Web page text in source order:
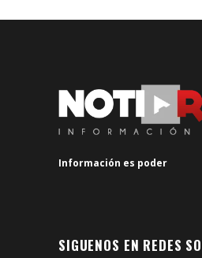
Información es poder
SIGUENOS EN REDES